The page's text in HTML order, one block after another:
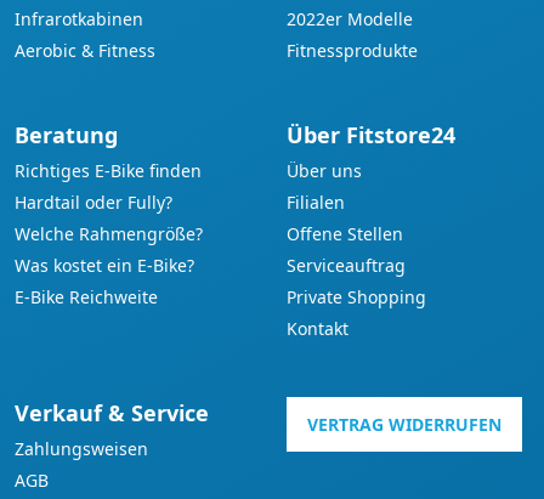
Infrarotkabinen
Aerobic & Fitness
2022er Modelle
Fitnessprodukte
Beratung
Richtiges E-Bike finden
Hardtail oder Fully?
Welche Rahmengröße?
Was kostet ein E-Bike?
E-Bike Reichweite
Über Fitstore24
Über uns
Filialen
Offene Stellen
Serviceauftrag
Private Shopping
Kontakt
Verkauf & Service
Zahlungsweisen
AGB
VERTRAG WIDERRUFEN